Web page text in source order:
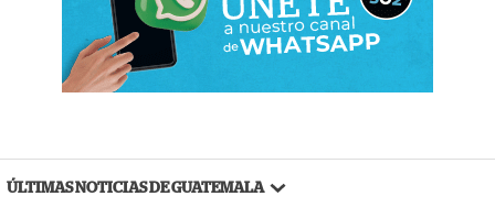
ÚLTIMAS NOTICIAS DE GUATEMALA